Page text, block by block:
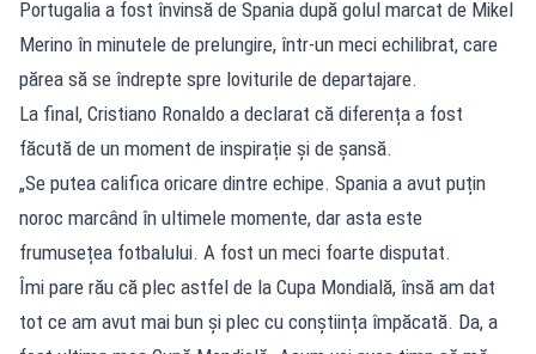
Portugalia a fost învinsă de Spania după golul marcat de Mikel
Merino în minutele de prelungire, într-un meci echilibrat, care
părea să se îndrepte spre loviturile de departajare.
La final, Cristiano Ronaldo a declarat că diferența a fost
făcută de un moment de inspirație și de șansă.
„Se putea califica oricare dintre echipe. Spania a avut puțin
noroc marcând în ultimele momente, dar asta este
frumusețea fotbalului. A fost un meci foarte disputat.
Îmi pare rău că plec astfel de la Cupa Mondială, însă am dat
tot ce am avut mai bun și plec cu conștiința împăcată. Da, a